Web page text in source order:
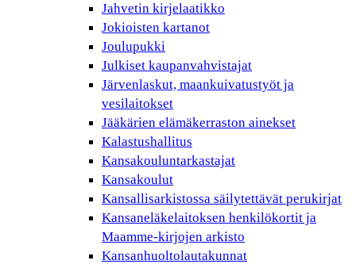
Jahvetin kirjelaatikko
Jokioisten kartanot
Joulupukki
Julkiset kaupanvahvistajat
Järvenlaskut, maankuivatustyöt ja
vesilaitokset
Jääkärien elämäkerraston ainekset
Kalastushallitus
Kansakouluntarkastajat
Kansakoulut
Kansallisarkistossa säilytettävät perukirjat
Kansaneläkelaitoksen henkilökortit ja
Maamme-kirjojen arkisto
Kansanhuoltolautakunnat